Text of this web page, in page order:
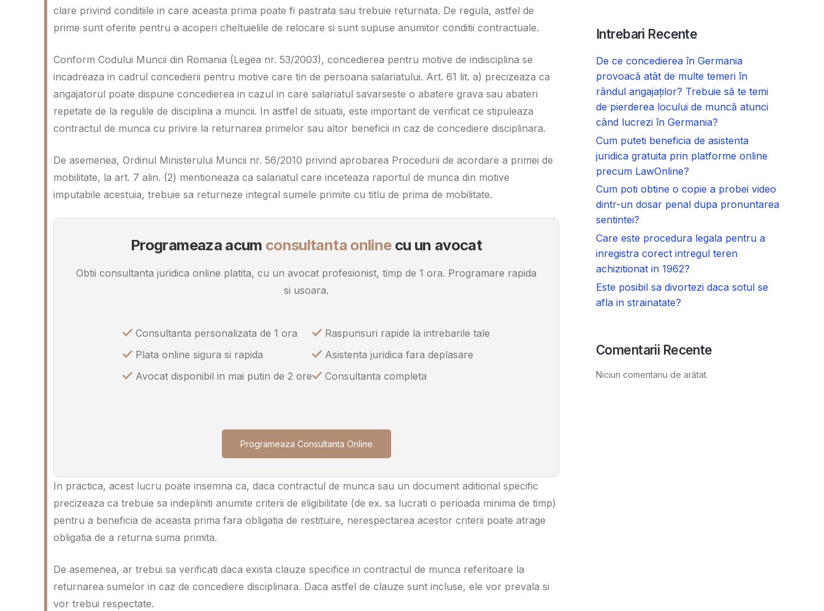
clare privind conditiile in care aceasta prima poate fi pastrata sau trebuie returnata. De regula, astfel de
prime sunt oferite pentru a acoperi cheltuielile de relocare si sunt supuse anumitor conditii contractuale.
Conform Codului Muncii din Romania (Legea nr. 53/2003), concedierea pentru motive de indisciplina se
incadreaza in cadrul concedierii pentru motive care tin de persoana salariatului. Art. 61 lit. a) precizeaza ca
angajatorul poate dispune concedierea in cazul in care salariatul savarseste o abatere grava sau abateri
repetate de la regulile de disciplina a muncii. In astfel de situatii, este important de verificat ce stipuleaza
contractul de munca cu privire la returnarea primelor sau altor beneficii in caz de concediere disciplinara.
De asemenea, Ordinul Ministerului Muncii nr. 56/2010 privind aprobarea Procedurii de acordare a primei de
mobilitate, la art. 7 alin. (2) mentioneaza ca salariatul care inceteaza raportul de munca din motive
imputabile acestuia, trebuie sa returneze integral sumele primite cu titlu de prima de mobilitate.
Programeaza acum consultanta onlinecu un avocat
Obtii consultanta juridica online platita, cu un avocat profesionist, timp de 1 ora. Programare rapida
si usoara.
Consultanta personalizata de 1 ora
Plata online sigura si rapida
Avocat disponibil in mai putin de 2 ore
Raspunsuri rapide la intrebarile tale
Asistenta juridica fara deplasare
Consultanta completa
Programeaza Consultanta Online
In practica, acest lucru poate insemna ca, daca contractul de munca sau un document aditional specific
precizeaza ca trebuie sa indepliniti anumite criterii de eligibilitate (de ex. sa lucrati o perioada minima de timp)
pentru a beneficia de aceasta prima fara obligatia de restituire, nerespectarea acestor criterii poate atrage
obligatia de a returna suma primita.
De asemenea, ar trebui sa verificati daca exista clauze specifice in contractul de munca referitoare la
returnarea sumelor in caz de concediere disciplinara. Daca astfel de clauze sunt incluse, ele vor prevala si
vor trebui respectate.
Intrebari Recente
De ce concedierea în Germania
provoacă atât de multe temeri în
rândul angajaților? Trebuie să te temi
de pierderea locului de muncă atunci
când lucrezi în Germania?
Cum puteti beneficia de asistenta
juridica gratuita prin platforme online
precum LawOnline?
Cum poti obtine o copie a probei video
dintr-un dosar penal dupa pronuntarea
sentintei?
Care este procedura legala pentru a
inregistra corect intregul teren
achizitionat in 1962?
Este posibil sa divortezi daca sotul se
afla in strainatate?
Comentarii Recente
Niciun comentariu de arătat.